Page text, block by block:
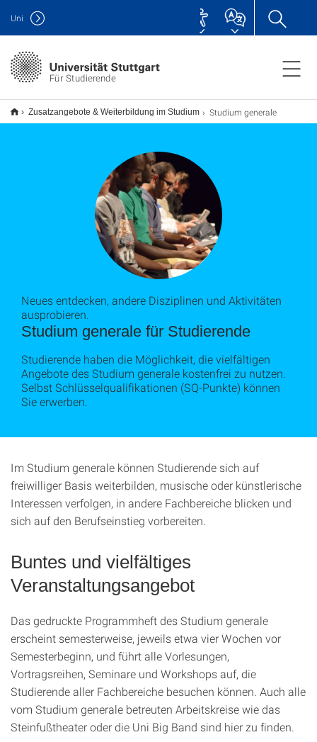
Für Studierende
Uni
Zusatzangebote & Weiterbildung im Studium Studium generale
Studium generale für Studierende
Neues entdecken, andere Disziplinen und Aktivitäten
ausprobieren.
Studierende haben die Möglichkeit, die vielfältigen
Angebote des Studium generale kostenfrei zu nutzen.
Selbst Schlüsselqualifikationen (SQ-Punkte) können
Sie erwerben.
Im Studium generale können Studierende sich auf
freiwilliger Basis weiterbilden, musische oder künstlerische
Interessen verfolgen, in andere Fachbereiche blicken und
sich auf den Berufseinstieg vorbereiten.
Buntes und vielfältiges
Veranstaltungsangebot
Das gedruckte Programmheft des Studium generale
erscheint semesterweise, jeweils etwa vier Wochen vor
Semesterbeginn, und führt alle Vorlesungen,
Vortragsreihen, Seminare und Workshops auf, die
Studierende aller Fachbereiche besuchen können. Auch alle
vom Studium generale betreuten Arbeitskreise wie das
Steinfußtheater oder die Uni Big Band sind hier zu finden.